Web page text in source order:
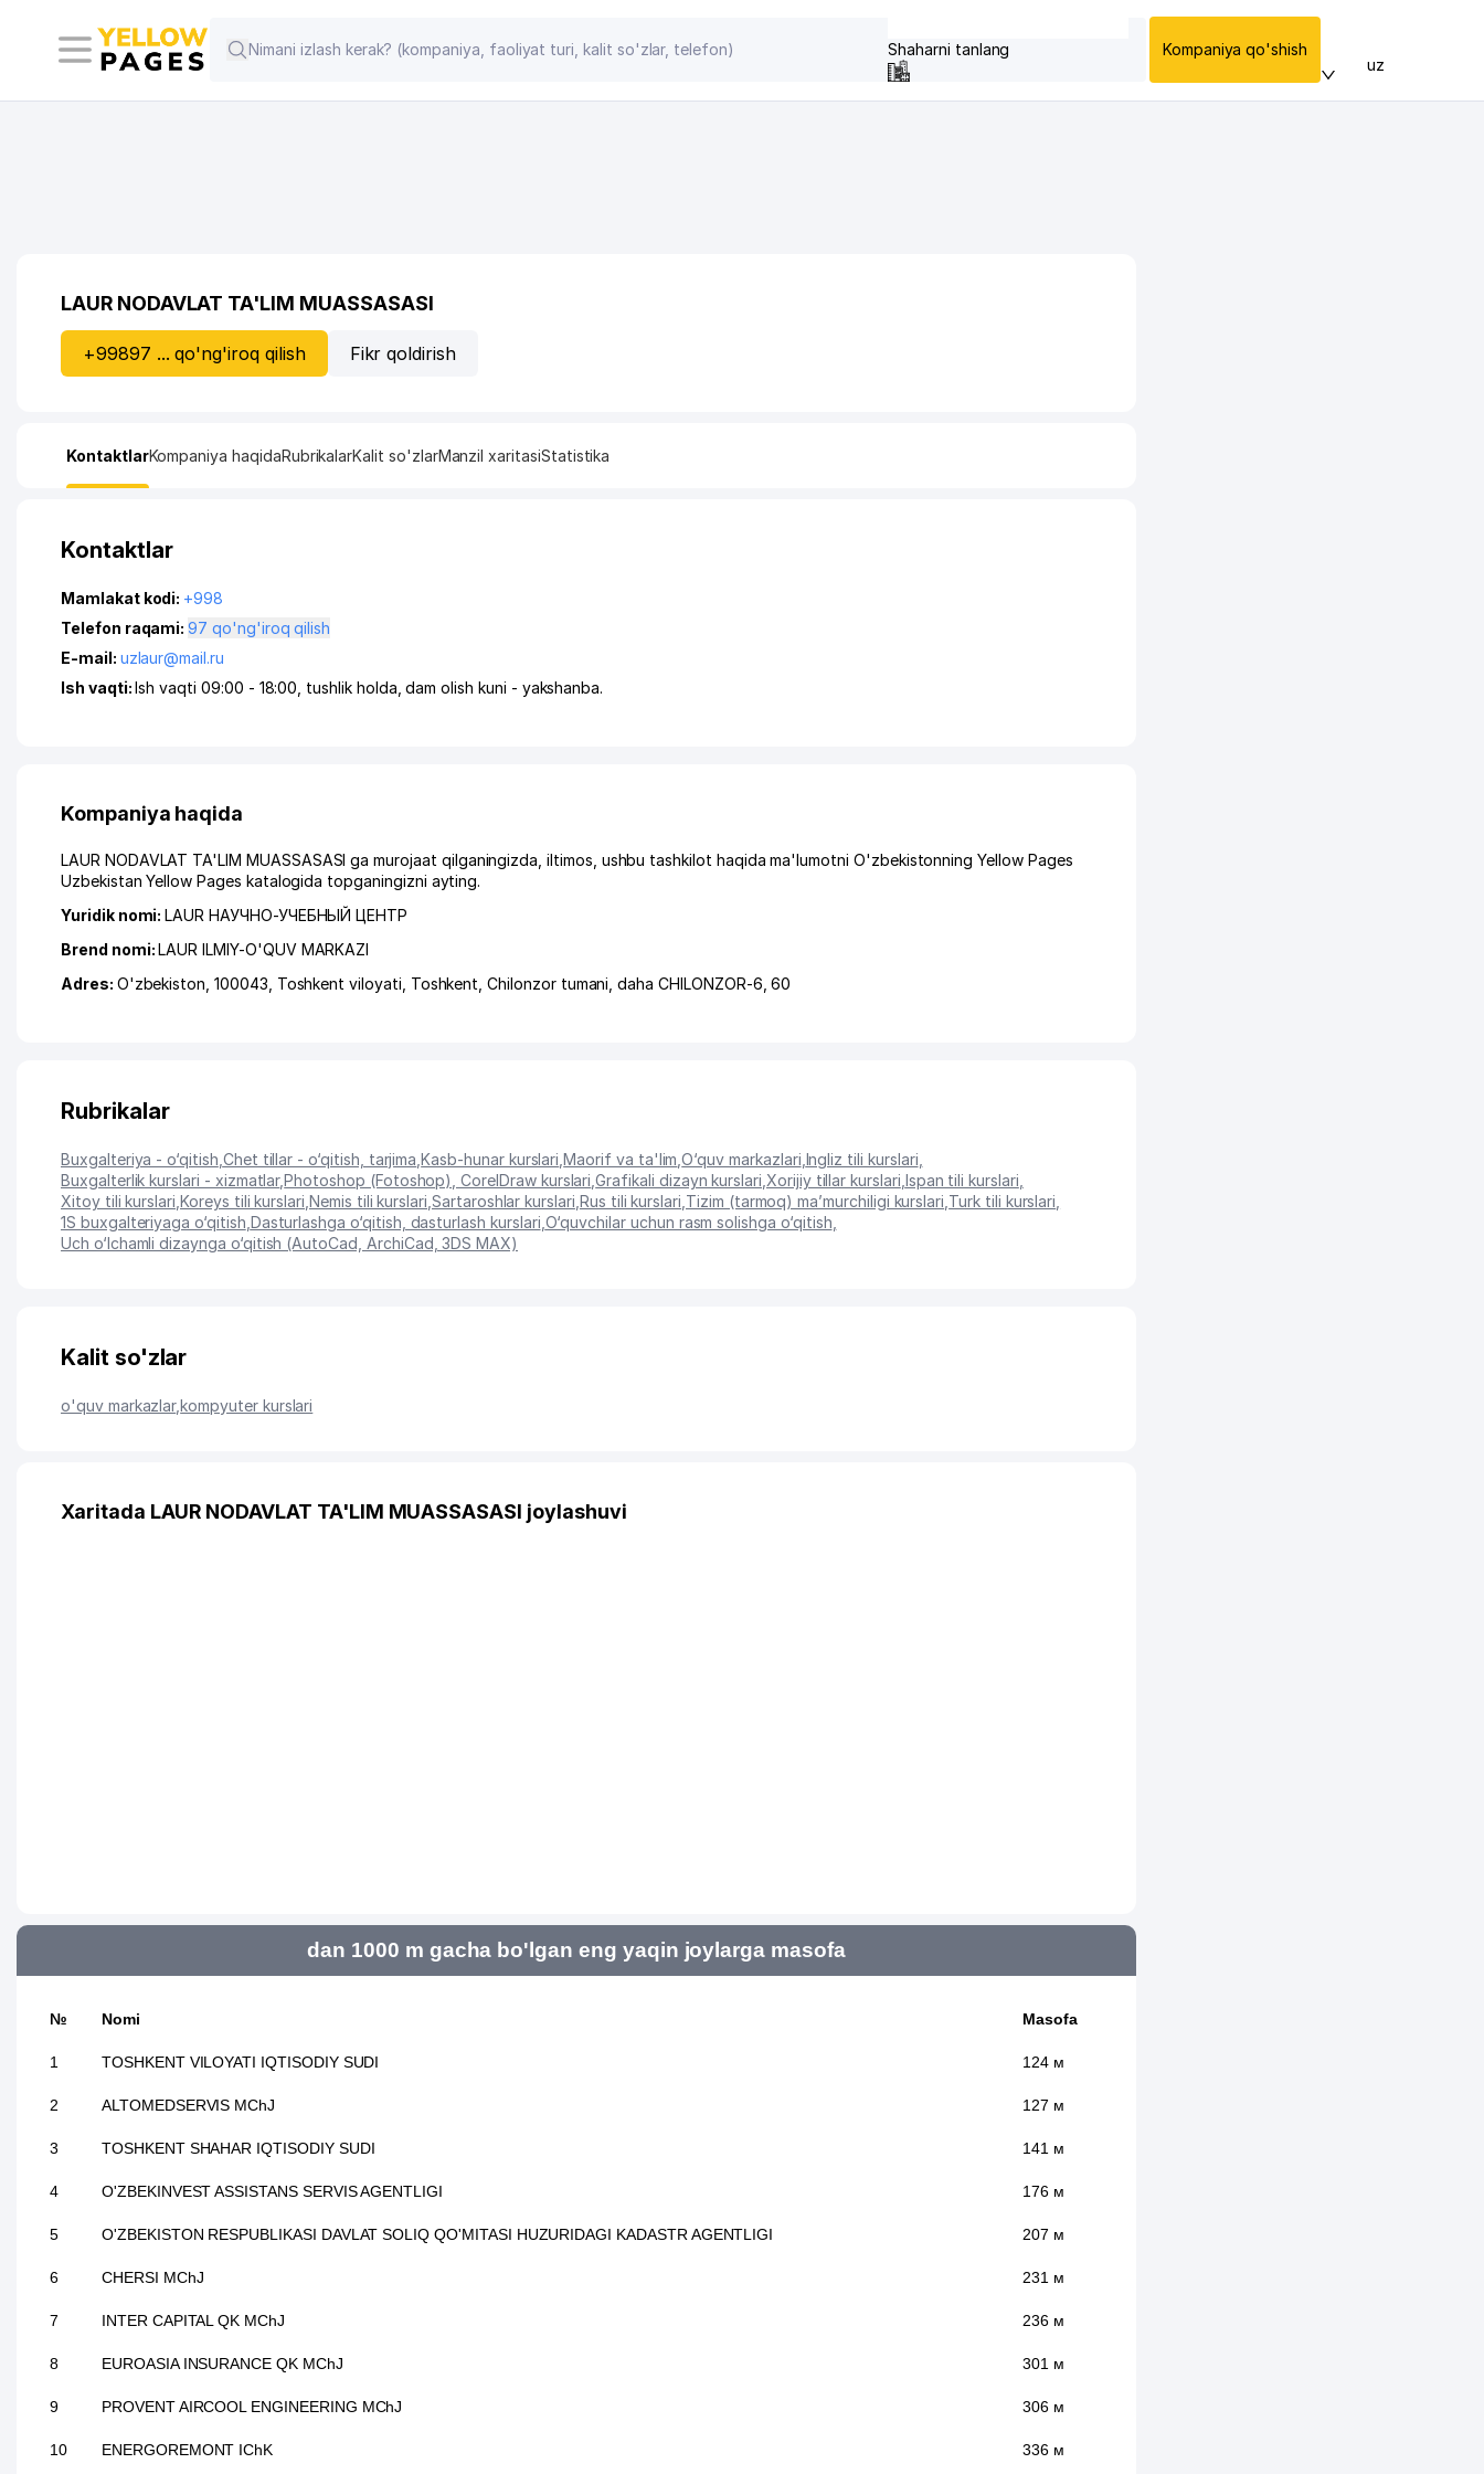
Shaharni tanlang Kompaniya qo'shish
uz
LAUR NODAVLAT TA'LIM MUASSASASI
+99897 ... qo'ng'iroq qilish Fikr qoldirish
KontaktlarKompaniya haqidaRubrikalarKalit so'zlarManzil xaritasiStatistika
Kontaktlar
Mamlakat kodi: +998
Telefon raqami:
97 qo'ng'iroq qilish
E-mail: uzlaur@mail.ru
Ish vaqti:Ish vaqti 09:00 - 18:00, tushlik holda, dam olish kuni - yakshanba.
Kompaniya haqida
LAUR NODAVLAT TA'LIM MUASSASASI ga murojaat qilganingizda, iltimos, ushbu tashkilot haqida ma'lumotni O'zbekistonning Yellow Pages
Uzbekistan Yellow Pages katalogida topganingizni ayting.
Yuridik nomi:LAUR НАУЧНО-УЧЕБНЫЙ ЦЕНТР
Brend nomi:LAUR ILMIY-O'QUV MARKAZI
Adres: O'zbekiston, 100043, Toshkent viloyati Toshkent ,Chilonzor tumani ,daha CHILONZOR-6 , 60
Rubrikalar
Buxgalteriya - o‘qitish Chet tillar - o‘qitish, tarjima ,Kasb-hunar kurslari ,Maorif va ta'lim ,O‘quv markazlari Ingliz tili kurslari
Buxgalterlik kurslari - xizmatlar,Photoshop (Fotoshop), CorelDraw kurslari ,Grafikali dizayn kurslari Xorijiy tillar kurslari Ispan tili kurslari
Xitoy tili kurslari ,Koreys tili kurslari Nemis tili kurslari Sartaroshlar kurslari Rus tili kurslari Tizim (tarmoq) ma’murchiligi kurslari Turk tili kurslari
1S buxgalteriyaga o‘qitish Dasturlashga o‘qitish, dasturlash kurslari O‘quvchilar uchun rasm solishga o‘qitish
Uch o‘lchamli dizaynga o‘qitish (AutoCad, ArchiCad, 3DS MAX)
Kalit so'zlar
o'quv markazlar,kompyuter kurslari
Xaritada LAUR NODAVLAT TA'LIM MUASSASASI joylashuvi
dan 1000 m gacha bo'lgan eng yaqin joylarga masofa
№ Nomi Masofa
1 TOSHKENT VILOYATI IQTISODIY SUDI 124 м
2 ALTOMEDSERVIS MChJ 127 м
3 TOSHKENT SHAHAR IQTISODIY SUDI 141 м
4 O'ZBEKINVEST ASSISTANS SERVIS AGENTLIGI 176 м
5 O'ZBEKISTON RESPUBLIKASI DAVLAT SOLIQ QO'MITASI HUZURIDAGI KADASTR AGENTLIGI 207 м
6 CHERSI MChJ 231 м
7 INTER CAPITAL QK MChJ 236 м
8 EUROASIA INSURANCE QK MChJ 301 м
9 PROVENT AIRCOOL ENGINEERING MChJ 306 м
10 ENERGOREMONT IChK 336 м